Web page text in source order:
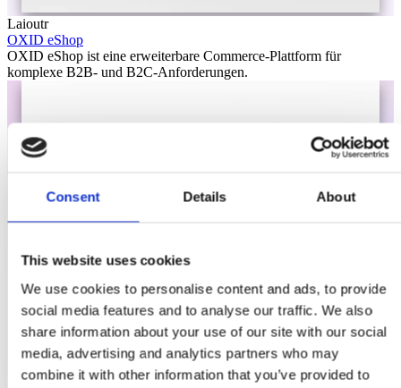
Consent Details About
This website uses cookies
We use cookies to personalise content and ads, to provide
social media features and to analyse our traffic. We also
share information about your use of our site with our social
media, advertising and analytics partners who may
combine it with other information that you’ve provided to
Laioutr
OXID eShop
OXID eShop ist eine erweiterbare Commerce-Plattform für
komplexe B2B- und B2C-Anforderungen.